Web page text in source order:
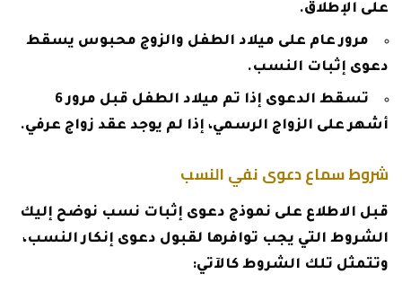
على الإطلاق.
مرور عام على ميلاد الطفل والزوج محبوس يسقط
دعوى إثبات النسب.
تسقط الدعوى إذا تم ميلاد الطفل قبل مرور 6
أشهر على الزواج الرسمي، إذا لم يوجد عقد زواج عرفي.
شروط سماع دعوى نفي النسب
قبل الاطلاع على نموذج دعوى إثبات نسب نوضح إليك
الشروط التي يجب توافرها لقبول دعوى إنكار النسب،
وتتمثل تلك الشروط كالآتي: